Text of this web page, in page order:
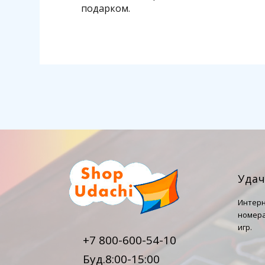
подарком.
+7 800-600-54-10
Буд.8:00-15:00
игр.